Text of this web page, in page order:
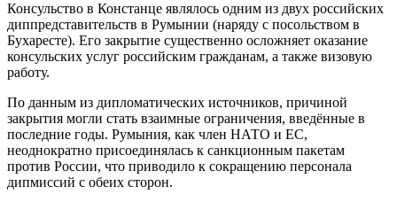
Консульство в Констанце являлось одним из двух российских
диппредставительств в Румынии (наряду с посольством в
Бухаресте). Его закрытие существенно осложняет оказание
консульских услуг российским гражданам, а также визовую
работу.
По данным из дипломатических источников, причиной
закрытия могли стать взаимные ограничения, введённые в
последние годы. Румыния, как член НАТО и ЕС,
неоднократно присоединялась к санкционным пакетам
против России, что приводило к сокращению персонала
дипмиссий с обеих сторон.